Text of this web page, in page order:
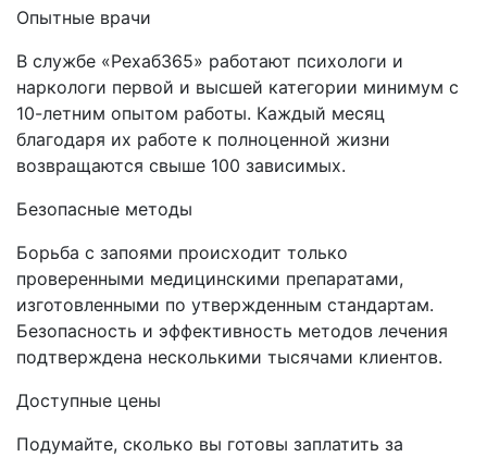
Опытные врачи
В службе «Рехаб365» работают психологи и
наркологи первой и высшей категории минимум с
10-летним опытом работы. Каждый месяц
благодаря их работе к полноценной жизни
возвращаются свыше 100 зависимых.
Безопасные методы
Борьба с запоями происходит только
проверенными медицинскими препаратами,
изготовленными по утвержденным стандартам.
Безопасность и эффективность методов лечения
подтверждена несколькими тысячами клиентов.
Доступные цены
Подумайте, сколько вы готовы заплатить за